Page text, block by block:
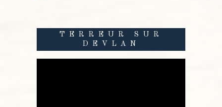
TERREUR SUR
DEVLAN